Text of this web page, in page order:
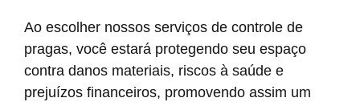
Ao escolher nossos serviços de controle de
pragas, você estará protegendo seu espaço
contra danos materiais, riscos à saúde e
prejuízos financeiros, promovendo assim um